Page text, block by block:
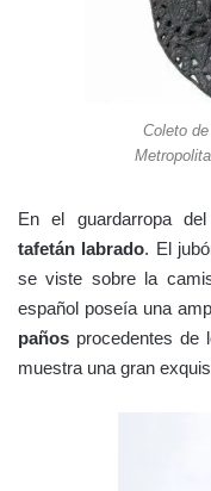
Coleto
En el guardarropa
tafetán labrado. El
se viste sobre la
español poseía una
paños procedentes de
muestra una gran